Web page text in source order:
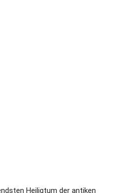
Heiligtum der antiken